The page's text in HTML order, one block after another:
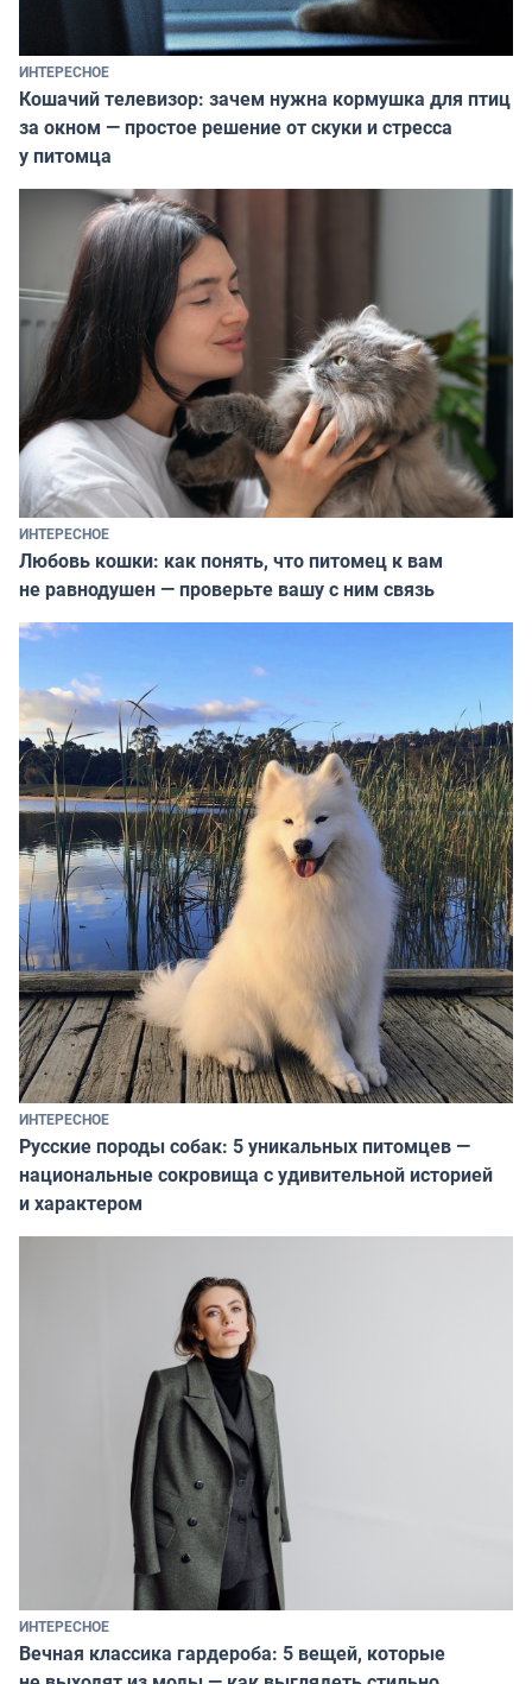
ИНТЕРЕСНОЕ
Кошачий телевизор: зачем нужна кормушка для птиц
за окном — простое решение от скуки и стресса
у питомца
ИНТЕРЕСНОЕ
Любовь кошки: как понять, что питомец к вам
не равнодушен — проверьте вашу с ним связь
ИНТЕРЕСНОЕ
Русские породы собак: 5 уникальных питомцев —
национальные сокровища с удивительной историей
и характером
ИНТЕРЕСНОЕ
Вечная классика гардероба: 5 вещей, которые